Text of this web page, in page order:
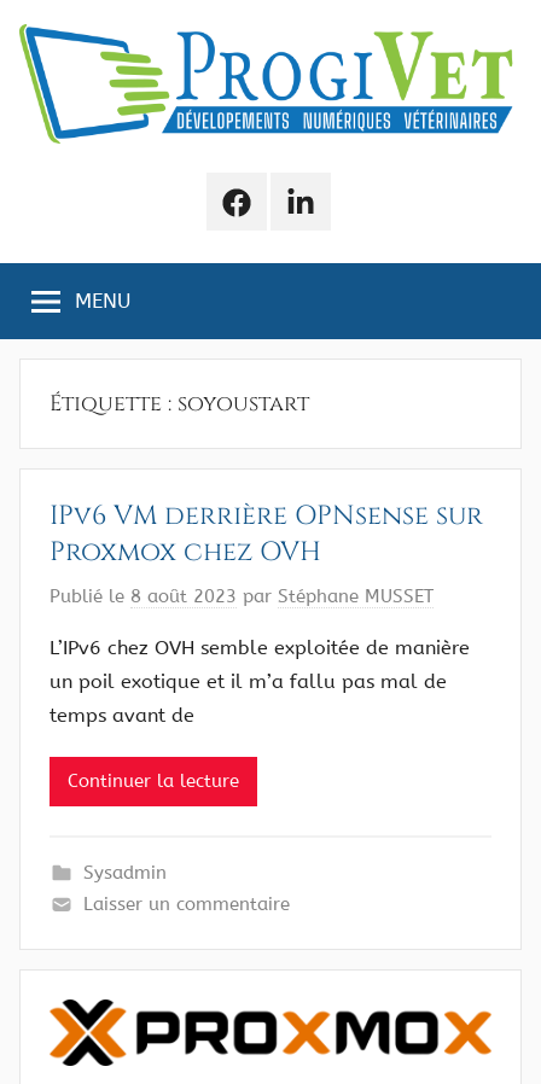
au
contenu
ProgiVetFacebookLinkedIn
MENU
Étiquette : soyoustart
IPv6 VM derrière OPNsense sur
Proxmox chez OVH
Publié le 8 août 2023 par Stéphane MUSSET
L’IPv6 chez OVH semble exploitée de manière
un poil exotique et il m’a fallu pas mal de
temps avant de
Continuer la lecture
Sysadmin
Laisser un commentaire